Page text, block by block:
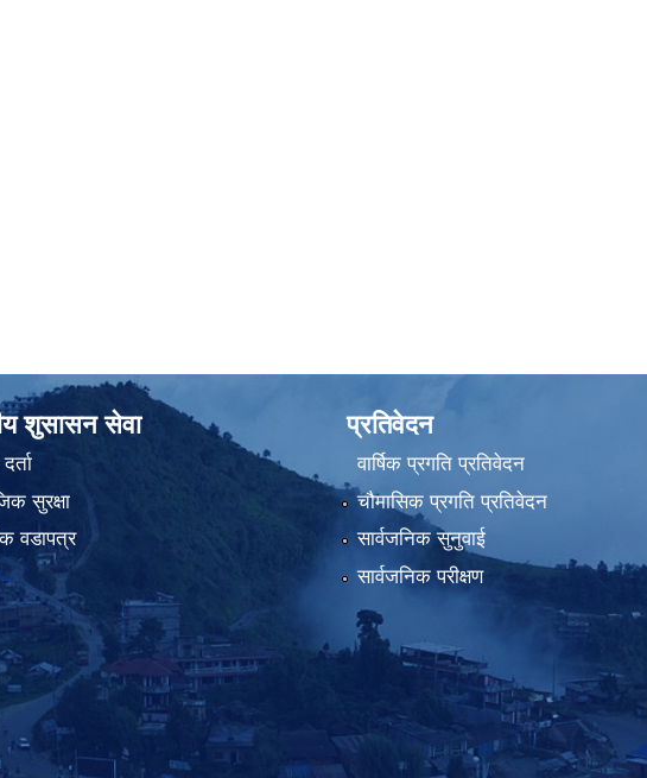
शुसासन सेवा
सुरक्षा
वडापत्र
प्रतिवेदन
वार्षिक प्रगति प्रतिवेदन
चौमासिक प्रगति प्रतिवेदन
सार्वजनिक सुनुवाई
सार्वजनिक परीक्षण